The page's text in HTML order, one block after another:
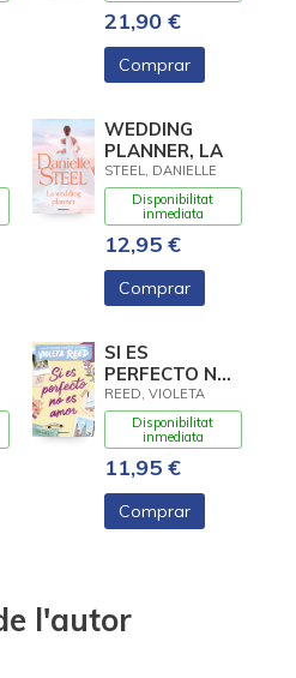
21,90 €
Comprar
WEDDING
PLANNER, LA
STEEL, DANIELLE
Disponibilitat
inmediata
12,95 €
Comprar
SI ES
PERFECTO NO
ES AMOR
REED, VIOLETA
Disponibilitat
inmediata
11,95 €
Comprar
l'autor